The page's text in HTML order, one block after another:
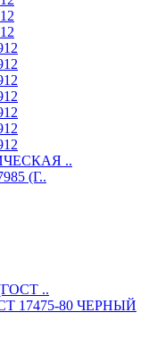
..
(Г..
..
17475-80 ЧЕРНЫЙ